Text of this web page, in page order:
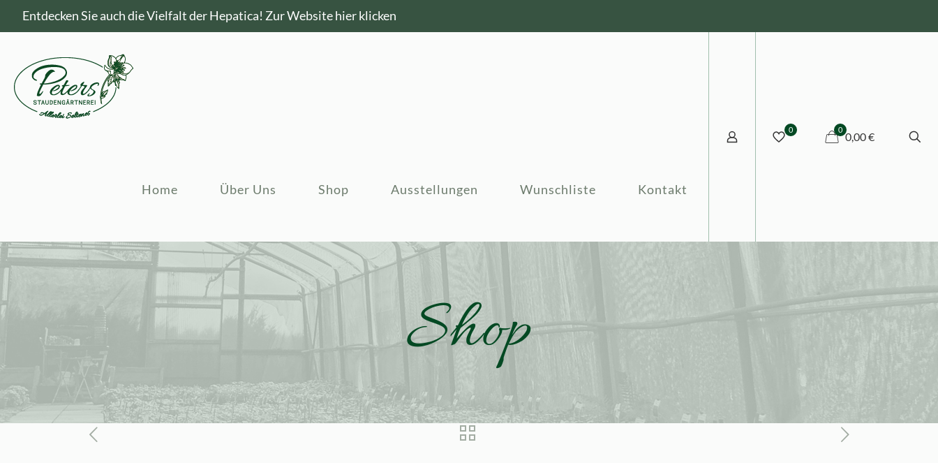
Entdecken Sie auch die Vielfalt der Hepatica! Zur Website hier klicken
Home Über Uns Shop Ausstellungen Wunschliste Kontakt
0 0
0,00 €
Shop